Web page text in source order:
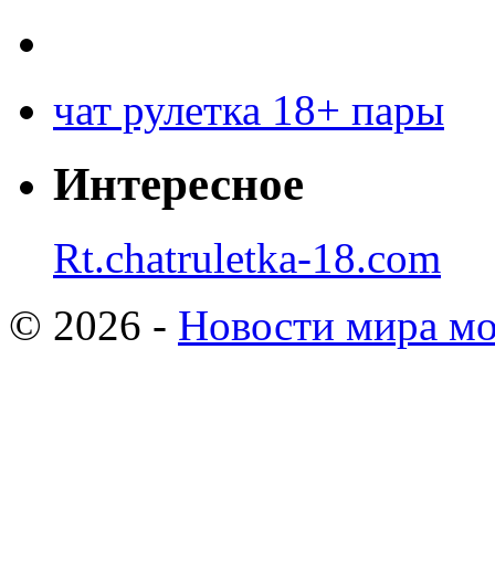
чат рулетка 18+ пары
Интересное
Rt.chatruletka-18.com
© 2026 - Новости мира